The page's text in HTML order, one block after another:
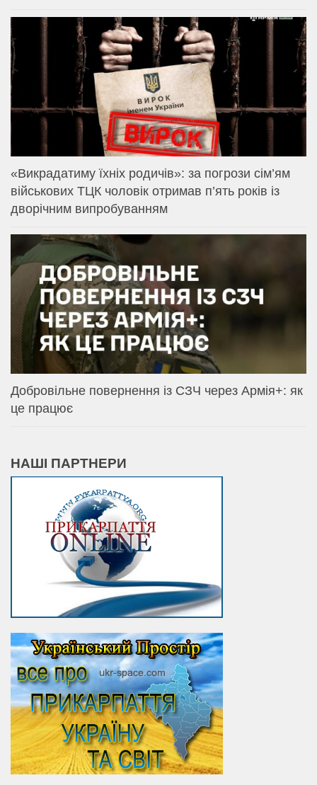
«Викрадатиму їхніх родичів»: за погрози сім’ям
військових ТЦК чоловік отримав п’ять років із
дворічним випробуванням
Добровільне повернення із СЗЧ через Армія+: як
це працює
НАШІ ПАРТНЕРИ